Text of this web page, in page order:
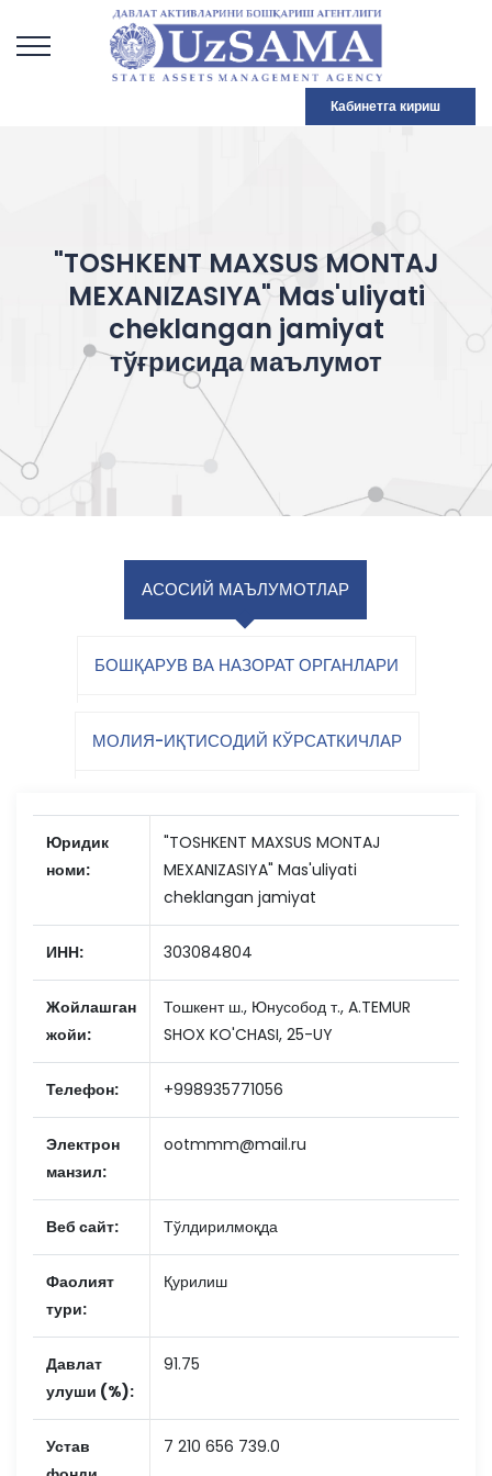
Кабинетга кириш
"TOSHKENT MAXSUS MONTAJ
MEXANIZASIYA" Mas'uliyati
cheklangan jamiyat
тўғрисида маълумот
АСОСИЙ МАЪЛУМОТЛАР
БОШҚАРУВ ВА НАЗОРАТ ОРГАНЛАРИ
МОЛИЯ-ИҚТИСОДИЙ КЎРСАТКИЧЛАР
Юридик
номи:
"TOSHKENT MAXSUS MONTAJ
MEXANIZASIYA" Mas'uliyati
cheklangan jamiyat
ИНН: 303084804
Жойлашган
жойи:
Тошкент ш., Юнусобод т., A.TEMUR
SHOX KO'CHASI, 25-UY
Телефон: +998935771056
Электрон
манзил:
ootmmm@mail.ru
Веб сайт: Тўлдирилмоқда
Фаолият
тури:
Қурилиш
Давлат
улуши (%):
91.75
Устав
7 210 656 739.0